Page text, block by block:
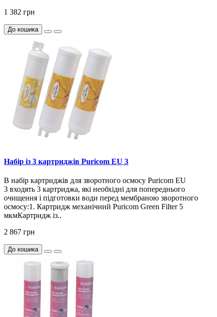
1 382 грн
До кошика
Набір із 3 картриджів Puricom EU 3
В набір картриджів для зворотного осмосу Puricom EU
3 входять 3 картриджа, які необхідні для попереднього
очищення і підготовки води перед мембраною зворотного
осмосу:1. Картридж механічний Puricom Green Filter 5
мкмКартридж із..
2 867 грн
До кошика